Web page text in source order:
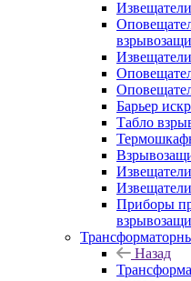
Барьер
Табло
Приборы
Назад